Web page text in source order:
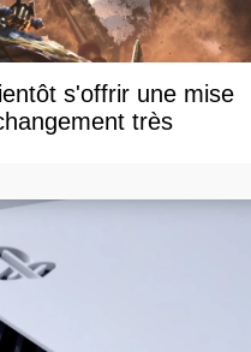
s'offrir une mise
très